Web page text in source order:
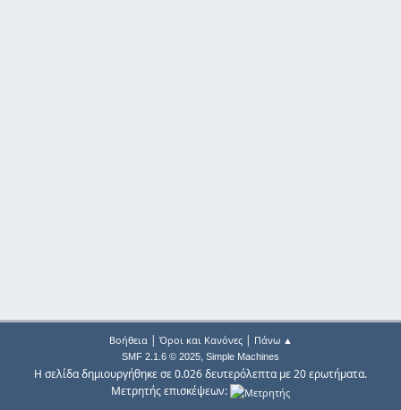
Βοήθεια| Όροι και Κανόνες| Πάνω ▲
SMF 2.1.6 © 2025, Simple Machines
Η σελίδα δημιουργήθηκε σε 0.026 δευτερόλεπτα με 20 ερωτήματα.
Μετρητής επισκέψεων: